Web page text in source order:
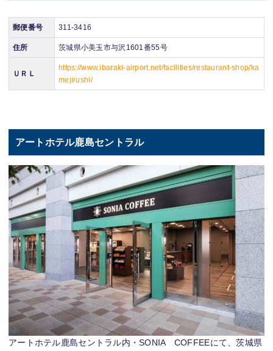
郵便番号 311-3416
住所 茨城県小美玉市与沢1601番55号
ＵＲＬ
https://www.ibaraki-airport.net/facilities/restaurant-shop/ka
mejirushi/
アートホテル鹿島セントラル
アートホテル鹿島セントラル内・SONIA COFFEEにて、茨城県